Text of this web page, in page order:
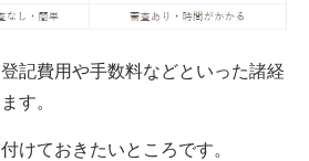
記費用や手数料などといった諸経
す。
けておきたいところです。